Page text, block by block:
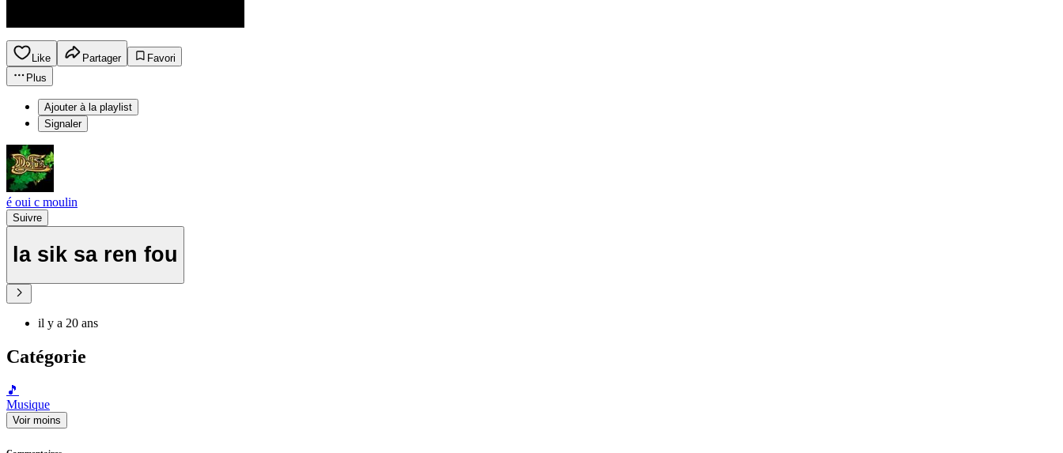
Like Partager
Favori
Plus
Ajouter à la playlist
Signaler
é oui c moulin
Suivre
la sik sa ren fou
il y a 20 ans
Catégorie
🎵
Musique
Voir moins